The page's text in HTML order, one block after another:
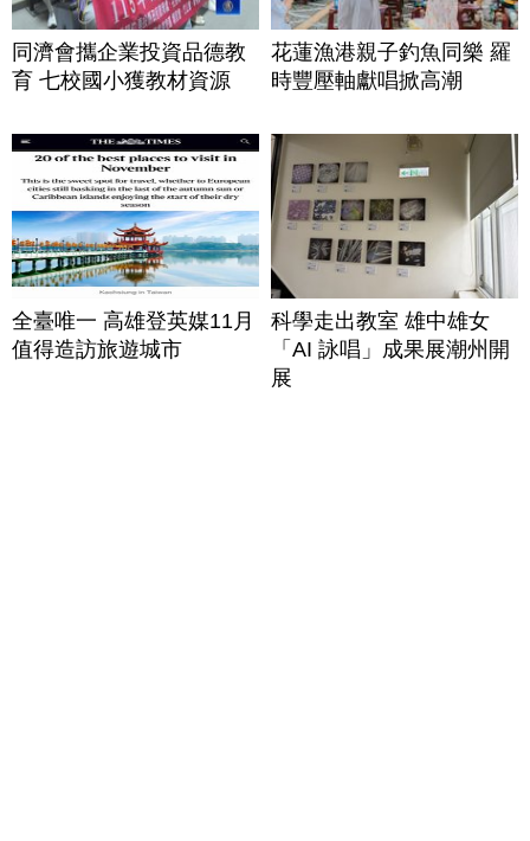
同濟會攜企業投資品德教
育 七校國小獲教材資源
花蓮漁港親子釣魚同樂 羅
時豐壓軸獻唱掀高潮
全臺唯一 高雄登英媒11月
值得造訪旅遊城市
科學走出教室 雄中雄女
「AI 詠唱」成果展潮州開
展